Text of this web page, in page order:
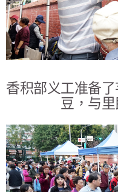
香积部义工准备
豆，与里